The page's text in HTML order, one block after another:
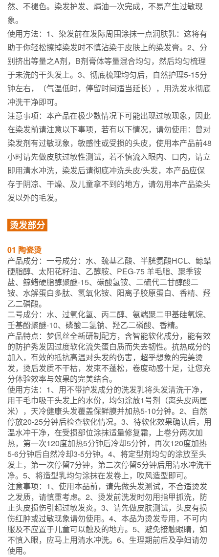
然、不褪色。染发护发、焗油一次完成，不易产生过敏现
象。
使用方法：1、染发前在发际周围涂抹一点润肤乳：这将有
助于你轻松擦掉染发时不慎沾染于皮肤上的染发膏。2、分
别挤出等量之A剂，B剂膏体等量混合均匀，然后均匀梳理
于未洗的干头发上。3、彻底梳理均匀后，自然护理5-15分
钟左右，（气温低时，停留时间适当延长），用洗发水彻底
冲洗干净即可。
注意事项：本产品在极少数情况下可能出现过敏现象，因此
在染发前请注意以下事项，若有以下情况，请勿使用：曾对
染发剂有过敏现象，敏感性或受损的头皮，使用本产品前48
小时请先做皮肤过敏性测试，若不慎流入眼内、口内，请立
即用清水冲洗，染发后请彻底冲洗头皮/头发，本产品应保
存于阴凉、干燥、及儿童拿不到的地方，请勿用本产品染头
发以外的毛发。
烫发部分
01 陶瓷烫
产品成分：一号成分：水、巯基乙酸、半胱氨酸HCL、鲸蜡
硬脂醇、太阳花籽油、乙醇胺、PEG-75 羊毛脂、聚季铵
盐、鲸蜡硬脂醇聚醚-15、碳酸氢铵、二硫代二甘醇酸二
铵、水解蛋白多肽、氢氧化铵、阳离子胶原蛋白、香精、羟
乙二磷酸。
二号成分：水、过氧化氢、丙二醇、氨端聚二甲基硅氧烷、
壬基酚聚醚-10、磷酸二氢钠、羟乙二磷酸、香精。
产品特点：梦佩丝全新研制配方，含智能软化成分，能有效
的防护秀发因过度软化流失蛋白质而失去韧性。抗热成分的
加入，有效的抵抗高温对头发的伤害，超乎想象的完美烫
发，烫后发质不干枯，发束不蓬松，卷度动感十足，让您充
分体验效率与效果的完美结合。
使用方法：1、用不带护发成分的洗发乳将头发清洗干净，
用干毛巾吸干头发上的水份，均匀涂放1号剂（离头皮两厘
米），天冷健康头发覆盖保鲜膜并加热5-10分钟。2、自然
停放20-25分钟后检查软化情况。3、待软化效果确认后，用
温水冲干净，在受损部位涂抹适量修复霜，上卷分两次加
热，第一次120度加热5分钟后冷却5分钟，再次120度加热
5-6分钟后自然冷却3-5分钟。4、将定型剂均匀的涂放至头
发上，第一次停留7分钟，第二次停留5分钟后用清水冲洗干
净。5、将造型乳均匀涂抹在发卷上，吹风造型即可。
注意事项：1、使用本品前，请先做头发测试，不合适烫发
之发质，请慎重考虑。2、烫发前洗发时勿用指甲抓洗，防
止头皮损伤引起过敏发炎。3、请先做皮肤测试，头皮有损
伤红肿或过敏现象请勿使用。4、本品为烫发专用，不可内
服及不应置于儿童可以触及的地方。5、避免接触眼睛，如
不慎入眼，应马上用清水冲洗。6、生理期前后及孕妇请勿
使用。